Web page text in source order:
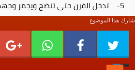
5- تدخل الفرن حتى تنضج ويجمر وجهها ,, وتقدم .
شارك هذا الموضوع